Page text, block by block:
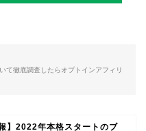
て徹底調査したらオプトインアフィリ
報】2022年本格スタートのブ